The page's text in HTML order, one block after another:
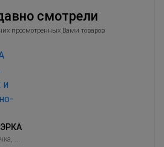
смотрели
просмотренных Вами товаров
Пододеяльник и наволочка, темно-синий